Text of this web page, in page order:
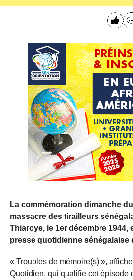
La commémoration dimanche
massacre des tirailleurs
Thiaroye, le 1er décembre 1944,
presse quotidienne sénégalaise
« Troubles de mémoire(s) »,
Quotidien, qui qualifie cet épisode